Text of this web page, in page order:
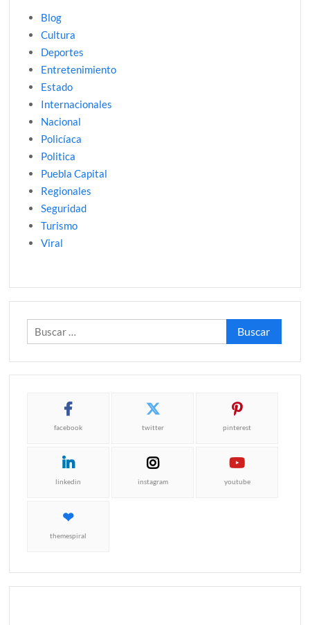
Blog
Cultura
Deportes
Entretenimiento
Estado
Internacionales
Nacional
Policíaca
Politica
Puebla Capital
Regionales
Seguridad
Turismo
Viral
Buscar:
facebook twitter pinterest
linkedin instagram youtube
themespiral